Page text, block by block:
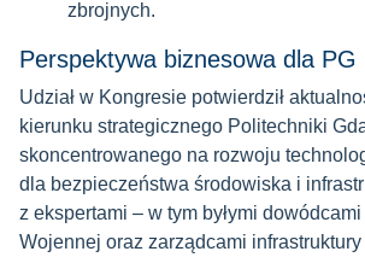
zbrojnych.
Perspektywa biznesowa dla PG
Udział w Kongresie potwierdził
kierunku strategicznego Politechniki
skoncentrowanego na rozwoju
dla bezpieczeństwa środowiska i
z ekspertami – w tym byłymi
Wojennej oraz zarządcami